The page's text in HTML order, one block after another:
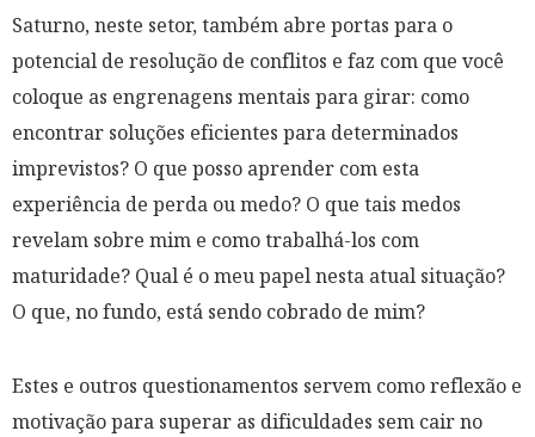
Saturno, neste setor, também abre portas para o
potencial de resolução de conflitos e faz com que você
coloque as engrenagens mentais para girar: como
encontrar soluções eficientes para determinados
imprevistos? O que posso aprender com esta
experiência de perda ou medo? O que tais medos
revelam sobre mim e como trabalhá-los com
maturidade? Qual é o meu papel nesta atual situação?
O que, no fundo, está sendo cobrado de mim?
Estes e outros questionamentos servem como reflexão e
motivação para superar as dificuldades sem cair no